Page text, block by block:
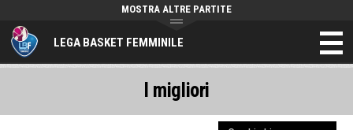
LEGA BASKET FEMMINILE
MOSTRA ALTRE PARTITE
I migliori